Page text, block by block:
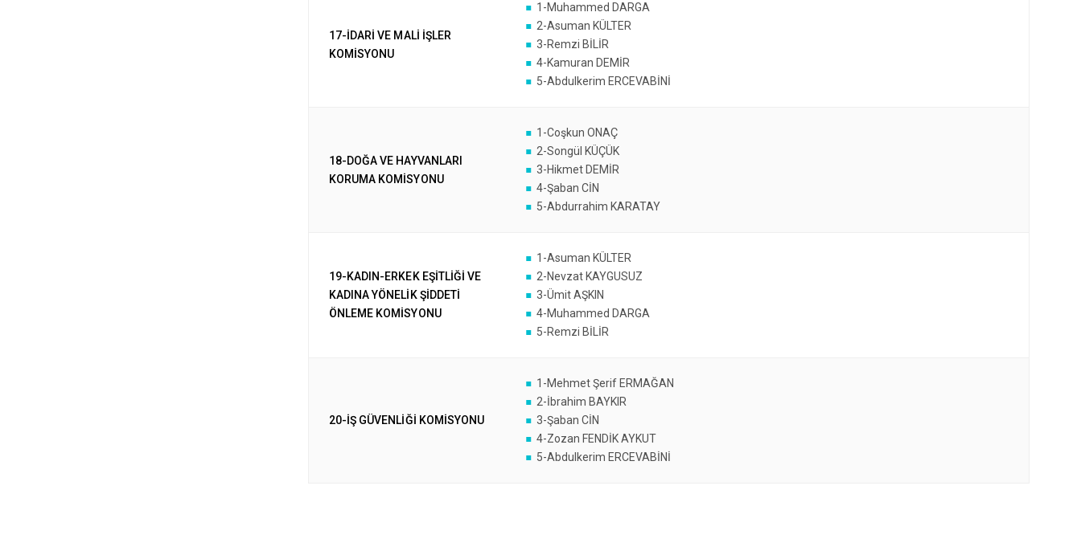
17-İDARİ VE MALİ İŞLER
KOMİSYONU
1-Muhammed DARGA
2-Asuman KÜLTER
3-Remzi BİLİR
4-Kamuran DEMİR
5-Abdulkerim ERCEVABİNİ
18-DOĞA VE HAYVANLARI
KORUMA KOMİSYONU
1-Coşkun ONAÇ
2-Songül KÜÇÜK
3-Hikmet DEMİR
4-Şaban CİN
5-Abdurrahim KARATAY
19-KADIN-ERKEK EŞİTLİĞİ VE
KADINA YÖNELİK ŞİDDETİ
ÖNLEME KOMİSYONU
1-Asuman KÜLTER
2-Nevzat KAYGUSUZ
3-Ümit AŞKIN
4-Muhammed DARGA
5-Remzi BİLİR
20-İŞ GÜVENLİĞİ KOMİSYONU
1-Mehmet Şerif ERMAĞAN
2-İbrahim BAYKIR
3-Şaban CİN
4-Zozan FENDİK AYKUT
5-Abdulkerim ERCEVABİNİ